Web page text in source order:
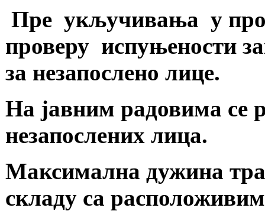
Пре укључивања у
проверу испуњености
за незапослено лице.
На јавним радовима се
незапослених лица.
Максимална дужина
складу са